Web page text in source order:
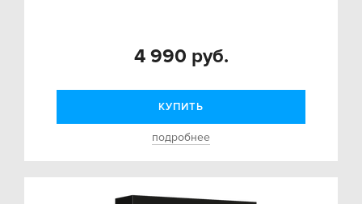
4 990 руб.
КУПИТЬ
подробнее